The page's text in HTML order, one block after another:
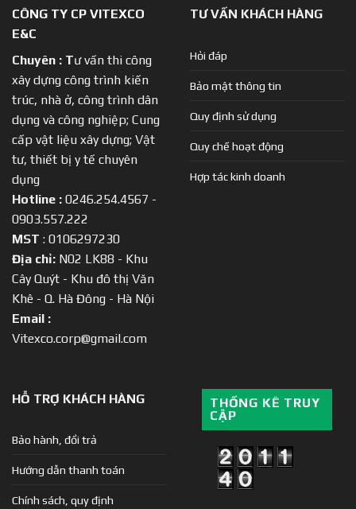
CÔNG TY CP VITEXCO
E&C
Chuyên : Tư vấn thi công
xây dựng công trình kiến
trúc, nhà ở, công trình dân
dụng và công nghiệp; Cung
cấp vật liệu xây dựng; Vật
tư, thiết bị y tế chuyên
dụng
Hotline : 0246.254.4567 -
0903.557.222
MST : 0106297230
Địa chỉ: N02 LK88 - Khu
Cây Quýt - Khu đô thị Văn
Khê - Q. Hà Đông - Hà Nội
Email :
Vitexco.corp@gmail.com
TƯ VẤN KHÁCH HÀNG
Hỏi đáp
Bảo mật thông tin
Quy định sử dụng
Quy chế hoạt động
Hợp tác kinh doanh
HỖ TRỢ KHÁCH HÀNG
Bảo hành, đổi trả
Hướng dẫn thanh toán
Chính sách, quy định
THỐNG KÊ TRUY
CẬP